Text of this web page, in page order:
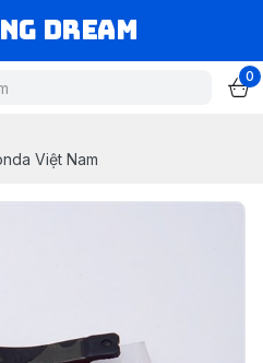
Dream
0
Việt Nam